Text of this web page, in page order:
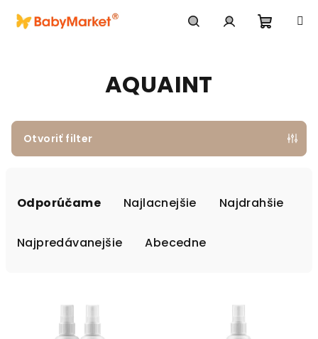
AQUAINT
Otvoriť filter
Odporúčame Najlacnejšie Najdrahšie
Najpredávanejšie Abecedne